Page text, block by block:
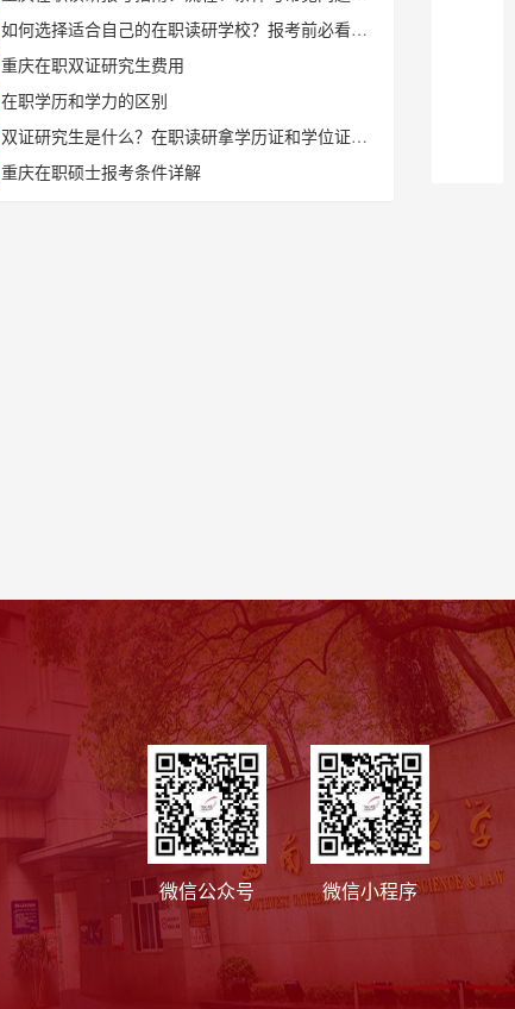
如何选择适合自己的在职读研学校？报考前必看的几点建议
重庆在职双证研究生费用
在职学历和学力的区别
双证研究生是什么？在职读研拿学历证和学位证靠谱吗？
重庆在职硕士报考条件详解
微信公众号 微信小程序